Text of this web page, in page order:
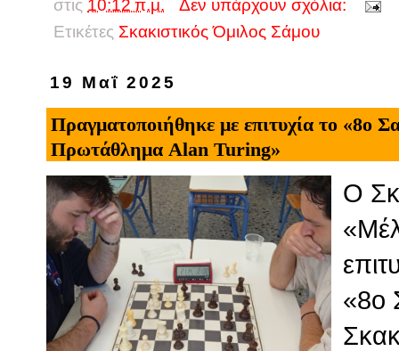
στις 10:12 π.μ.
Δεν υπάρχουν σχόλια:
Ετικέτες Σκακιστικός Όμιλος Σάμου
19 Μαΐ 2025
Πραγματοποιήθηκε με επιτυχία το «8ο
Πρωτάθλημα Alan Turing»
Ο
«8ο